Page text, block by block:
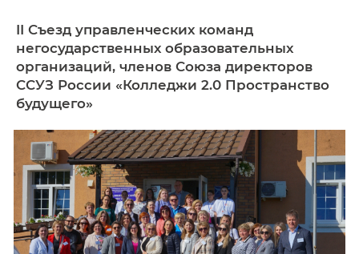
состоялось торжественное мероприятие,
посвященное вручению благодарственных
студентам, которые внесли вклад в
наблюдение и обеспечение избирательных
граждан на выборах Президента
Федерации 16-17 марта 2024 г.
Сообщество ККУ в социальных сетях
28 мая 2024
II Съезд управленческих команд
негосударственных образовательных